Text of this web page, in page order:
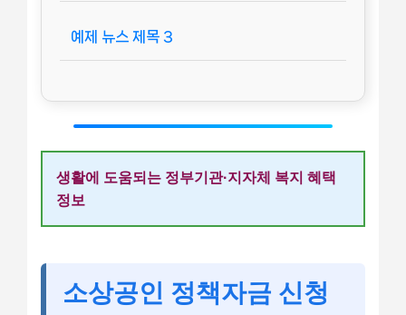
예제 뉴스 제목 3
생활에 도움되는 정부기관·지자체 복지 혜택
정보
소상공인 정책자금 신청